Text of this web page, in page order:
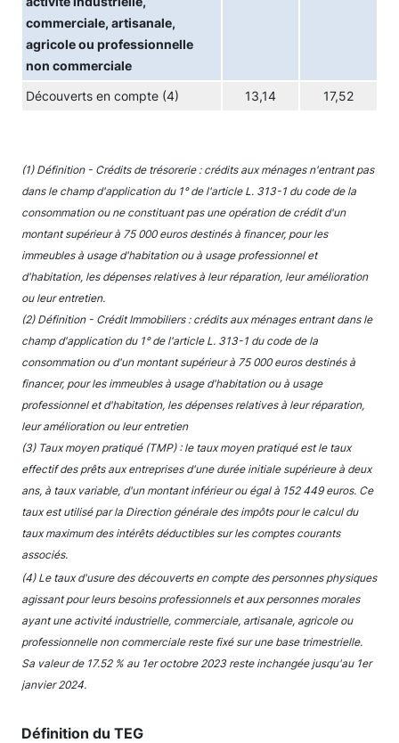
commerciale, artisanale,
agricole ou professionnelle
non commerciale
Découverts en compte (4) 13,14 17,52
(1) Définition - Crédits de trésorerie : crédits aux ménages n'entrant pas
dans le champ d'application du 1° de l'article L. 313-1 du code de la
consommation ou ne constituant pas une opération de crédit d'un
montant supérieur à 75 000 euros destinés à financer, pour les
immeubles à usage d'habitation ou à usage professionnel et
d'habitation, les dépenses relatives à leur réparation, leur amélioration
ou leur entretien.
(2) Définition - Crédit Immobiliers : crédits aux ménages entrant dans le
champ d'application du 1° de l'article L. 313-1 du code de la
consommation ou d'un montant supérieur à 75 000 euros destinés à
financer, pour les immeubles à usage d'habitation ou à usage
professionnel et d'habitation, les dépenses relatives à leur réparation,
leur amélioration ou leur entretien
(3) Taux moyen pratiqué (TMP) : le taux moyen pratiqué est le taux
effectif des prêts aux entreprises d'une durée initiale supérieure à deux
ans, à taux variable, d'un montant inférieur ou égal à 152 449 euros. Ce
taux est utilisé par la Direction générale des impôts pour le calcul du
taux maximum des intérêts déductibles sur les comptes courants
associés.
(4) Le taux d'usure des découverts en compte des personnes physiques
agissant pour leurs besoins professionnels et aux personnes morales
ayant une activité industrielle, commerciale, artisanale, agricole ou
professionnelle non commerciale reste fixé sur une base trimestrielle.
Sa valeur de 17.52 % au 1er octobre 2023 reste inchangée jusqu'au 1er
janvier 2024.
Définition du TEG